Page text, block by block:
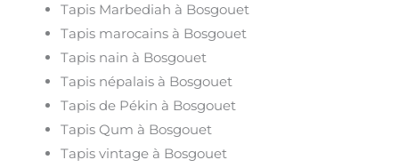
Tapis Marbediah à Bosgouet
Tapis marocains à Bosgouet
Tapis nain à Bosgouet
Tapis népalais à Bosgouet
Tapis de Pékin à Bosgouet
Tapis Qum à Bosgouet
Tapis vintage à Bosgouet